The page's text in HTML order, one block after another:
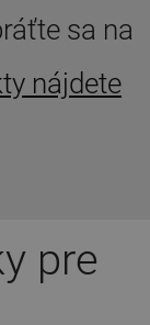
sa na
nájdete
pre